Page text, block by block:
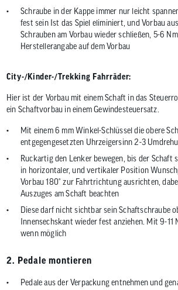
Schraube in der Kappe immer nur leicht
fest sein Ist das Spiel eliminiert, und Vorbau
Schrauben am Vorbau wieder schließen, 5-6
Herstellerangabe auf dem Vorbau
City-/Kinder-/Trekking Fahrräder:
Hier ist der Vorbau mit einem Schaft in das
ein Schaftvorbau in einem Gewindesteuersatz.
Mit einem 6 mm Winkel-Schlüssel die obere
entgegengesetzten Uhrzeigersinn 2-3
Ruckartig den Lenker bewegen, bis der Schaft
in horizontaler, und vertikaler Position
Vorbau 180° zur Fahrtrichtung ausrichten,
Auszuges am Schaft beachten
Diese darf nicht sichtbar sein Schaftschraube
Innensechskant wieder fest anziehen. Mit 9-11
wenn möglich
2. Pedale montieren
Pedale aus der Verpackung entnehmen und